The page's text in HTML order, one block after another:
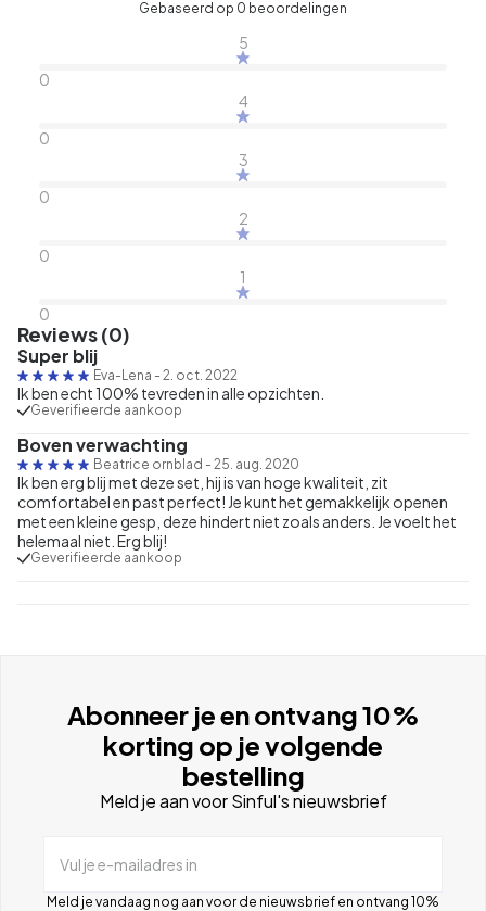
Gebaseerd op 0 beoordelingen
5
0
4
0
3
0
2
0
1
0
Reviews (0)
Super blij
Eva-Lena - 2. oct. 2022
Ik ben echt 100% tevreden in alle opzichten.
Geverifieerde aankoop
Boven verwachting
Beatrice ornblad - 25. aug. 2020
Ik ben erg blij met deze set, hij is van hoge kwaliteit, zit
comfortabel en past perfect! Je kunt het gemakkelijk openen
met een kleine gesp, deze hindert niet zoals anders. Je voelt het
helemaal niet. Erg blij!
Geverifieerde aankoop
Abonneer je en ontvang 10%
korting op je volgende
bestelling
Meld je aan voor Sinful's nieuwsbrief
Vul je e-mailadres in
Meld je vandaag nog aan voor de nieuwsbrief en ontvang 10%